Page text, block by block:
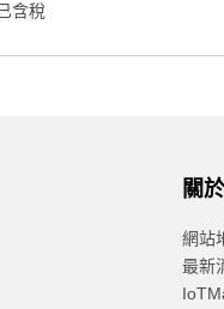
含稅
關
網站
最新